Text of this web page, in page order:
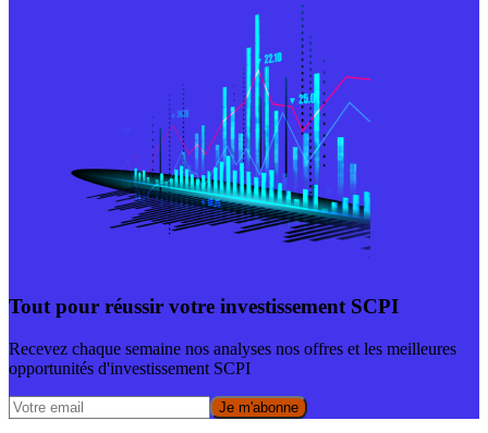
Tout pour réussir votre investissement SCPI
Recevez chaque semaine nos analyses nos offres et les meilleures
opportunités d'investissement SCPI
Je m'abonne